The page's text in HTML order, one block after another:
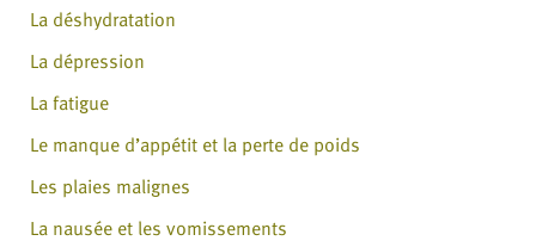
La déshydratation
La dépression
La fatigue
Le manque d’appétit et la perte de poids
Les plaies malignes
La nausée et les vomissements